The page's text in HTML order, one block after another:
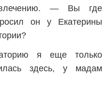
— Вы где
он у Екатерины
я еще только
здесь, у мадам